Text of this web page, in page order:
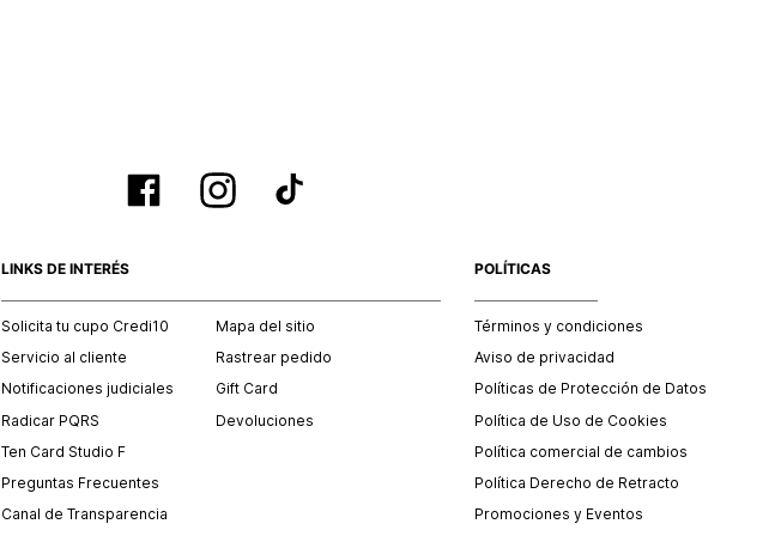
LINKS DE INTERÉS
Solicita tu cupo Credi10
Servicio al cliente
Notificaciones judiciales
Radicar PQRS
Ten Card Studio F
Preguntas Frecuentes
Canal de Transparencia
Mapa del sitio
Rastrear pedido
Gift Card
Devoluciones
POLÍTICAS
Términos y condiciones
Aviso de privacidad
Políticas de Protección de Datos
Política de Uso de Cookies
Política comercial de cambios
Política Derecho de Retracto
Promociones y Eventos